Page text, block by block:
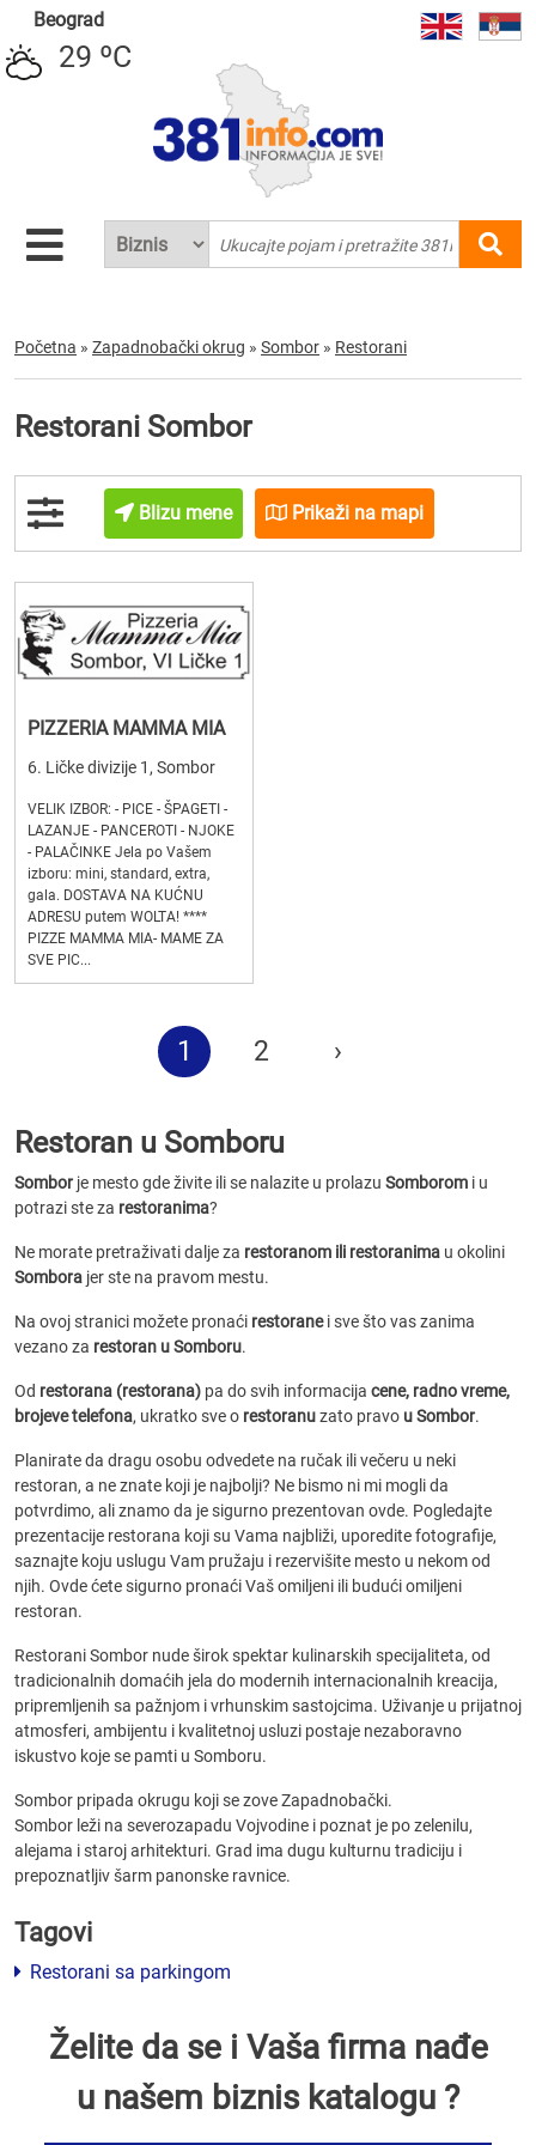
Beograd
29 ºC
Početna » Zapadnobački okrug » Sombor » Restorani
Restorani Sombor
Blizu mene Prikaži na mapi
PIZZERIA MAMMA MIA
6. Ličke divizije 1, Sombor
VELIK IZBOR: - PICE - ŠPAGETI -
LAZANJE - PANCEROTI - NJOKE
- PALAČINKE Jela po Vašem
izboru: mini, standard, extra,
gala. DOSTAVA NA KUĆNU
ADRESU putem WOLTA! ****
PIZZE MAMMA MIA- MAME ZA
SVE PIC...
1 2 ›
Restoran u Somboru
Sombor je mesto gde živite ili se nalazite u prolazu Somborom i u
potrazi ste za restoranima?
Ne morate pretraživati dalje za restoranom ili restoranima u okolini
Sombora jer ste na pravom mestu.
Na ovoj stranici možete pronaći restoranei sve što vas zanima
vezano za restoran u Somboru.
Od restorana (restorana) pa do svih informacija cene, radno vreme,
brojeve telefona, ukratko sve o restoranuzato pravo u Sombor.
Planirate da dragu osobu odvedete na ručak ili večeru u neki
restoran, a ne znate koji je najbolji? Ne bismo ni mi mogli da
potvrdimo, ali znamo da je sigurno prezentovan ovde. Pogledajte
prezentacije restorana koji su Vama najbliži, uporedite fotografije,
saznajte koju uslugu Vam pružaju i rezervišite mesto u nekom od
njih. Ovde ćete sigurno pronaći Vaš omiljeni ili budući omiljeni
restoran.
Restorani Sombor nude širok spektar kulinarskih specijaliteta, od
tradicionalnih domaćih jela do modernih internacionalnih kreacija,
pripremljenih sa pažnjom i vrhunskim sastojcima. Uživanje u prijatnoj
atmosferi, ambijentu i kvalitetnoj usluzi postaje nezaboravno
iskustvo koje se pamti u Somboru.
Sombor pripada okrugu koji se zove Zapadnobački.
Sombor leži na severozapadu Vojvodine i poznat je po zelenilu,
alejama i staroj arhitekturi. Grad ima dugu kulturnu tradiciju i
prepoznatljiv šarm panonske ravnice.
Tagovi
Restorani sa parkingom
Želite da se i Vaša firma nađe
u našem biznis katalogu ?